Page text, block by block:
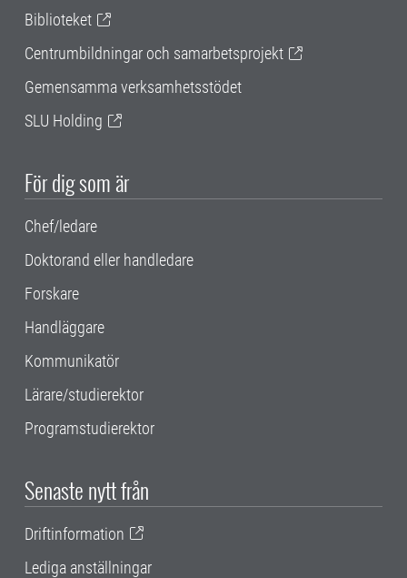
Biblioteket
Centrumbildningar och samarbetsprojekt
Gemensamma verksamhetsstödet
SLU Holding
För dig som är
Chef/ledare
Doktorand eller handledare
Forskare
Handläggare
Kommunikatör
Lärare/studierektor
Programstudierektor
Senaste nytt från
Driftinformation
Lediga anställningar